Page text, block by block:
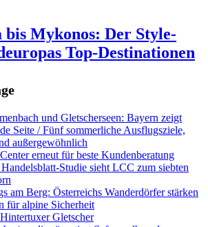
Mykonos: Der Style-
Top-Destinationen
und Gletscherseen: Bayern zeigt
Seite / Fünf sommerliche Ausflugsziele,
außergewöhnlich
erneut für beste Kundenberatung
Studie sieht LCC zum siebten
am Berg: Österreichs Wanderdörfer stärken
für alpine Sicherheit
Gletscher